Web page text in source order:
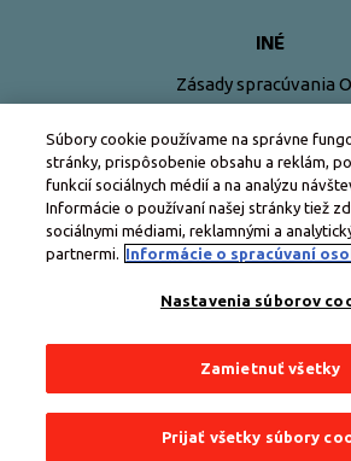
INÉ
Zásady spracúvania
Všetky práva vyhradené ©
Súbory cookie používame na správne
stránky, prispôsobenie obsahu a reklám,
funkcií sociálnych médií a na analýzu
Informácie o používaní našej stránky tiež
sociálnymi médiami, reklamnými a
partnermi. Informácie o spracúvaní
Nastavenia súborov
Zamietnuť všetky
Prijať všetky súbory